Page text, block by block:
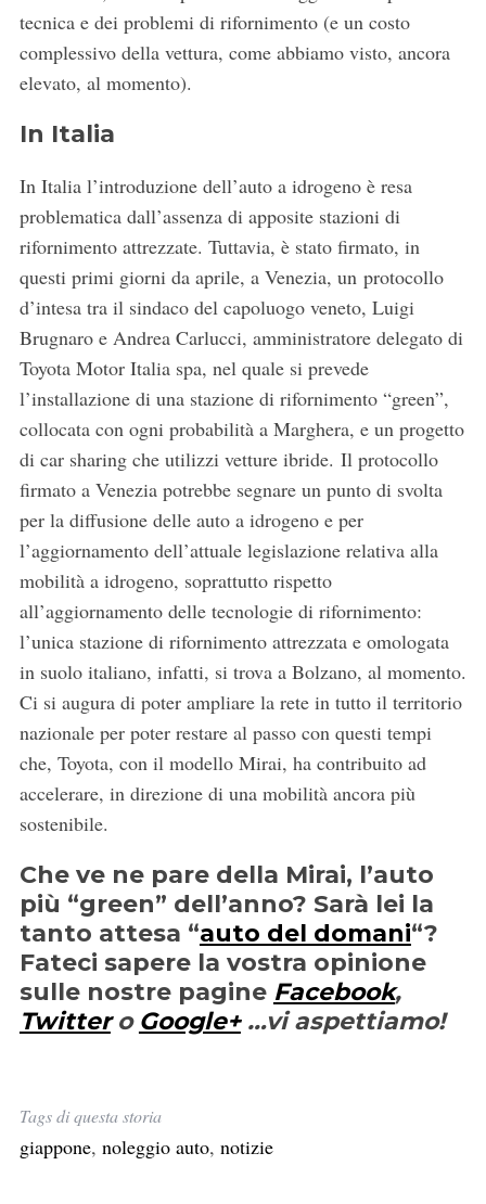
tecnica e dei problemi di rifornimento (e un costo
complessivo della vettura, come abbiamo visto, ancora
elevato, al momento).
In Italia
In Italia l’introduzione dell’auto a idrogeno è resa
problematica dall’assenza di apposite stazioni di
rifornimento attrezzate. Tuttavia, è stato firmato, in
questi primi giorni da aprile, a Venezia, un protocollo
d’intesa tra il sindaco del capoluogo veneto, Luigi
Brugnaro e Andrea Carlucci, amministratore delegato di
Toyota Motor Italia spa, nel quale si prevede
l’installazione di una stazione di rifornimento “green”,
collocata con ogni probabilità a Marghera, e un progetto
di car sharing che utilizzi vetture ibride. Il protocollo
firmato a Venezia potrebbe segnare un punto di svolta
per la diffusione delle auto a idrogeno e per
l’aggiornamento dell’attuale legislazione relativa alla
mobilità a idrogeno, soprattutto rispetto
all’aggiornamento delle tecnologie di rifornimento:
l’unica stazione di rifornimento attrezzata e omologata
in suolo italiano, infatti, si trova a Bolzano, al momento.
Ci si augura di poter ampliare la rete in tutto il territorio
nazionale per poter restare al passo con questi tempi
che, Toyota, con il modello Mirai, ha contribuito ad
accelerare, in direzione di una mobilità ancora più
sostenibile.
Che ve ne pare della Mirai, l’auto
più “green” dell’anno? Sarà lei la
tanto attesa “auto del domani“?
Fateci sapere la vostra opinione
sulle nostre pagine Facebook,
Twittero Google+…vi aspettiamo!
Tags di questa storia
giappone, noleggio auto, notizie
e